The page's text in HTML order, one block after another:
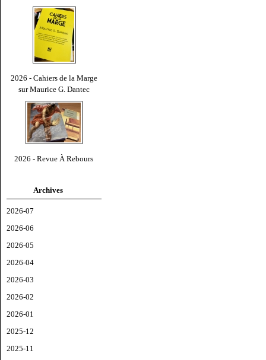
2026 - Cahiers de la Marge
sur Maurice G. Dantec
2026 - Revue À Rebours
Archives
2026-07
2026-06
2026-05
2026-04
2026-03
2026-02
2026-01
2025-12
2025-11